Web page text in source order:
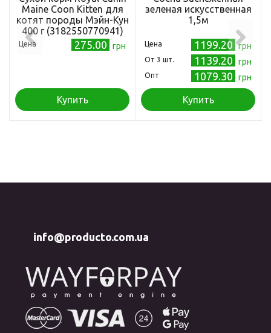
Maine Coon Kitten для
котят породы Мэйн-Кун
400 г (3182550770941)
Цена 275.00 грн
Купить
зеленая искусственная
1,5м
Цена 1199.20 грн
Oт 3 шт. 1139.20 грн
Опт 1079.30 грн
Купить
info@producto.com.ua